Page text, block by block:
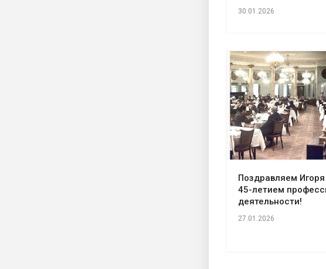
30.01.2026
Поздравляем Игоря
45-летием
деятельности!
27.01.2026